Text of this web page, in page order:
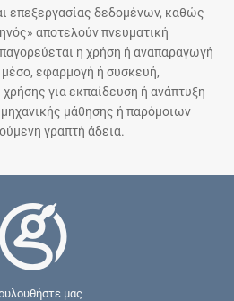
επεξεργασίας δεδομένων, καθώς
αποτελούν πνευματική
η χρήση ή αναπαραγωγή
εφαρμογή ή συσκευή,
για εκπαίδευση ή ανάπτυξη
μάθησης ή παρόμοιων
γραπτή άδεια.
μας